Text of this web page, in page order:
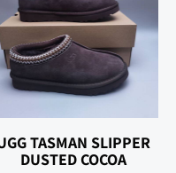
UGG TASMAN SLIPPER
DUSTED COCOA